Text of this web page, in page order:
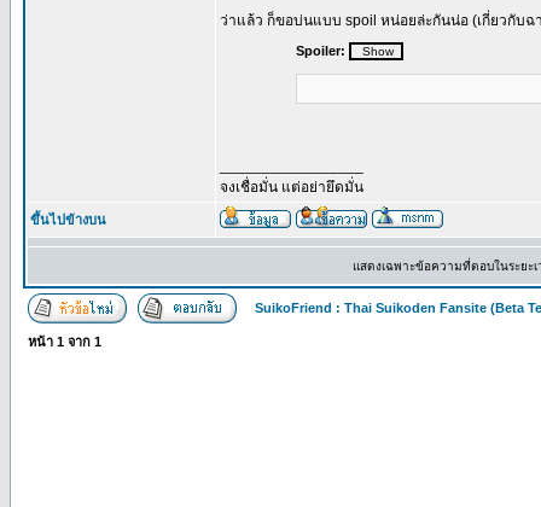
ว่าแล้ว ก็ขอบ่นแบบ spoil หน่อยล่ะกันน่อ (เกี่ยวกับฉ
Spoiler:
จงเชื่อมั่น แต่อย่ายึดมั่น
ขึ้นไปข้างบน
แสดงเฉพาะข้อความที่ตอบในระยะ
SuikoFriend : Thai Suikoden Fansite (Beta
หน้า 1 จาก 1